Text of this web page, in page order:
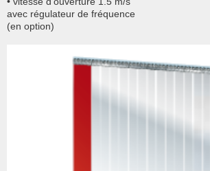
avec régulateur de fréquence
(en option)